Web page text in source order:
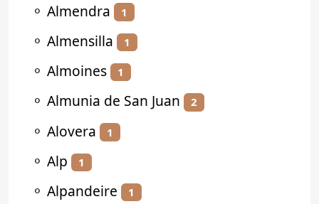
⚬ Almendra 1
⚬ Almensilla 1
⚬ Almoines 1
⚬ Almunia de San Juan 2
⚬ Alovera 1
⚬ Alp 1
⚬ Alpandeire 1